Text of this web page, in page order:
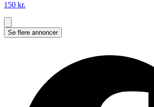
150 kr.
Se flere annoncer